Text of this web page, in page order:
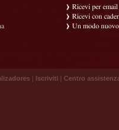
Ricevi per
Ricevi con
Un modo
Iscriviti Centro